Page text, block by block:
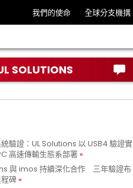
我們的使命 全球分支機搆
SOLUTIONS
驗證：UL Solutions 以 USB4 驗證實
高速傳輸生態系部署
與 imos 持續深化合作 三年驗證布
碑